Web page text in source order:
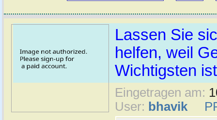
Lassen Sie
helfen, weil
Wichtigsten
Eingetragen am:
User: bhavik